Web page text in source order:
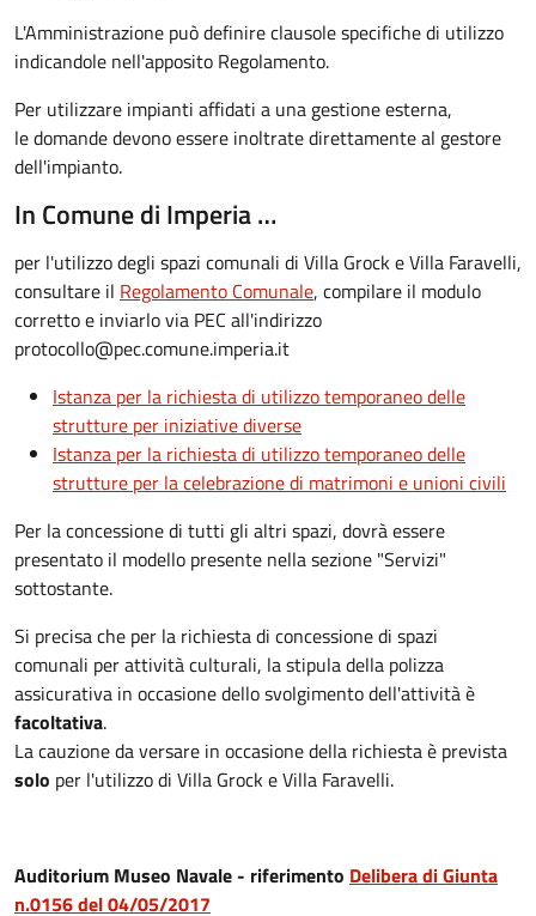
L'Amministrazione può definire clausole specifiche di utilizzo
indicandole nell'apposito Regolamento.
Per utilizzare impianti affidati a una gestione esterna,
le domande devono essere inoltrate direttamente al gestore
dell'impianto.
In Comune di Imperia …
per l'utilizzo degli spazi comunali di Villa Grock e Villa Faravelli,
consultare il Regolamento Comunale, compilare il modulo
corretto e inviarlo via PEC all'indirizzo
protocollo@pec.comune.imperia.it
Istanza per la richiesta di utilizzo temporaneo delle
strutture per iniziative diverse
Istanza per la richiesta di utilizzo temporaneo delle
strutture per la celebrazione di matrimoni e unioni civili
Per la concessione di tutti gli altri spazi, dovrà essere
presentato il modello presente nella sezione "Servizi"
sottostante.
Si precisa che per la richiesta di concessione di spazi
comunali per attività culturali, la stipula della polizza
assicurativa in occasione dello svolgimento dell'attività è
facoltativa.
La cauzione da versare in occasione della richiesta è prevista
solo per l'utilizzo di Villa Grock e Villa Faravelli.
Auditorium Museo Navale - riferimento Delibera di Giunta
n.0156 del 04/05/2017